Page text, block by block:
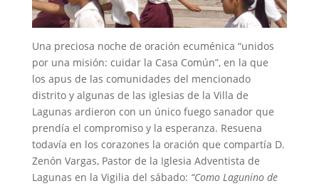
Una preciosa noche de oración ecuménica “unidos
por una misión: cuidar la Casa Común”, en la que
los apus de las comunidades del mencionado
distrito y algunas de las iglesias de la Villa de
Lagunas ardieron con un único fuego sanador que
prendía el compromiso y la esperanza. Resuena
todavía en los corazones la oración que compartía D.
Zenón Vargas, Pastor de la Iglesia Adventista de
Lagunas en la Vigilia del sábado: “Como Lagunino de